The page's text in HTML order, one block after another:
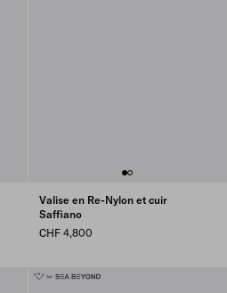
Valise en Re-Nylon et cuir
Saffiano
CHF 4,800